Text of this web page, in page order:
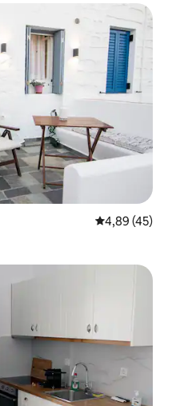
Vlerësimi
4,89 (45)